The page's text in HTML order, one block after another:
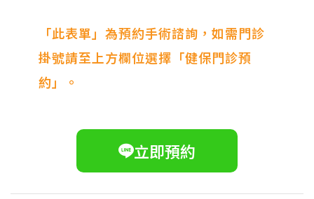
「此表單」為預約手術諮詢，如需門診
掛號請至上方欄位選擇「健保門診預
約」。
立即預約